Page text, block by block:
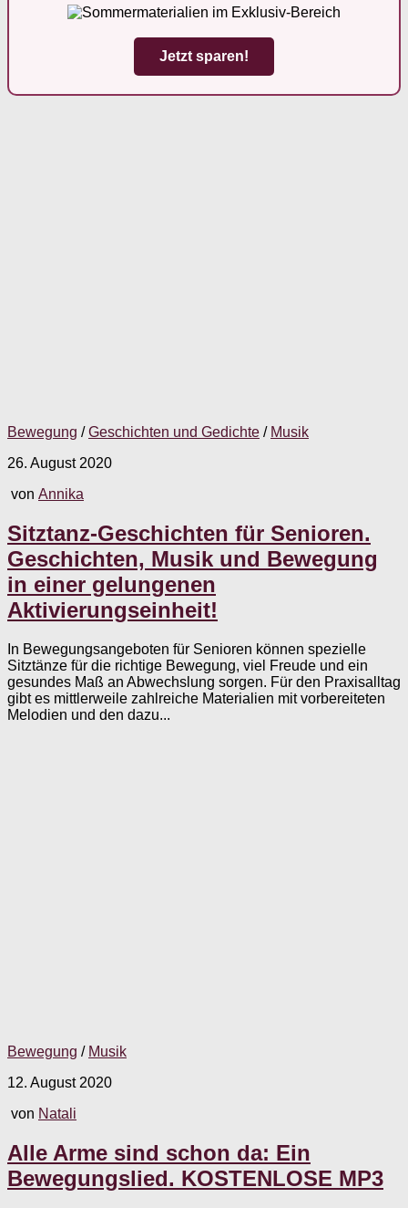
Jetzt sparen!
Bewegung /Geschichten und Gedichte / Musik
26. August 2020
von Annika
Sitztanz-Geschichten für Senioren.
Geschichten, Musik und Bewegung
in einer gelungenen
Aktivierungseinheit!
In Bewegungsangeboten für Senioren können spezielle
Sitztänze für die richtige Bewegung, viel Freude und ein
gesundes Maß an Abwechslung sorgen. Für den Praxisalltag
gibt es mittlerweile zahlreiche Materialien mit vorbereiteten
Melodien und den dazu...
Bewegung / Musik
12. August 2020
von Natali
Alle Arme sind schon da: Ein
Bewegungslied. KOSTENLOSE MP3